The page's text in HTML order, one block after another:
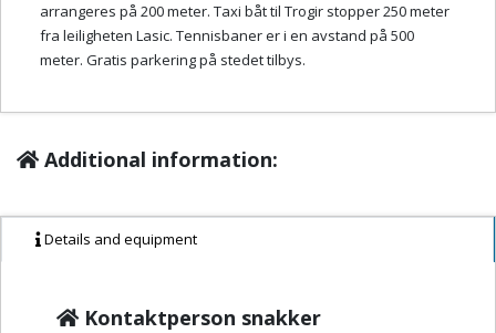
arrangeres på 200 meter. Taxi båt til Trogir stopper 250 meter
fra leiligheten Lasic. Tennisbaner er i en avstand på 500
meter. Gratis parkering på stedet tilbys.
Additional information:
Details and equipment
Kontaktperson snakker